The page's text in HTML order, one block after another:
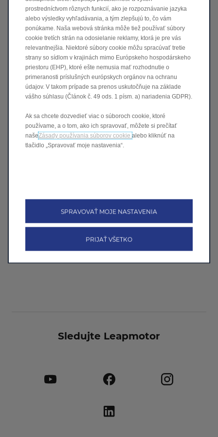
PRED JAZDOU -
PRÍPRAVA VOZIDLA NA
VAŠE TRASY
POČAS JAZDY -
PALUBNÉ FUNKCIE A
STIAHNITE SI APLIKÁCIU
LEAPMOTOR
Sledujte Leapmotor
prostredníctvom rôznych funkcií, ako je rozpoznávanie jazyka
alebo výsledky vyhľadávania, a tým zlepšujú to, čo vám
ponúkame. Naša webová stránka môže tiež používať súbory
cookie tretích strán na odosielanie reklamy, ktorá je pre vás
relevantnejšia. Niektoré súbory cookie môžu spracúvať tretie
strany so sídlom v krajinách mimo Európskeho hospodárskeho
priestoru (EHP), ktoré ešte nemusia mať rozhodnutie o
primeranosti príslušných európskych orgánov na ochranu
údajov. V takom prípade sa prenos uskutočňuje na základe
vášho súhlasu (Článok č. 49 ods. 1 písm. a) nariadenia GDPR).
Ak sa chcete dozvedieť viac o súboroch cookie, ktoré
používame, a o tom, ako ich spravovať, môžete si prečítať
našeZásady používania súborov cookie alebo kliknúť na
tlačidlo „Spravovať moje nastavenia“.
SPRAVOVAŤ MOJE NASTAVENIA
PRIJAŤ VŠETKO